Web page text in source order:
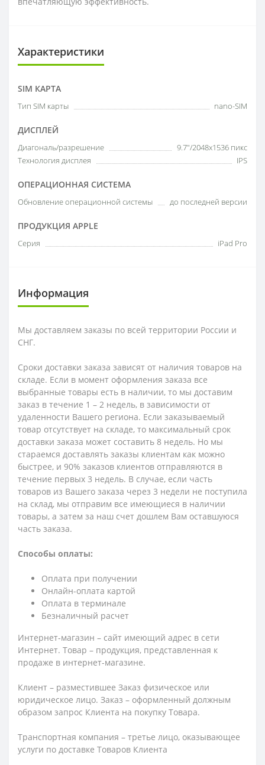
Характеристики
SIM КАРТА
Тип SIM карты nano-SIM
ДИСПЛЕЙ
Диагональ/разрешение
9.7"/2048х1536 пикс
Технология дисплея
IPS
ОПЕРАЦИОННАЯ СИСТЕМА
Обновление операционной системы до последней версии
ПРОДУКЦИЯ APPLE
Серия iPad Pro
Информация
Мы доставляем заказы по всей территории России и
СНГ.
Сроки доставки заказа зависят от наличия товаров на
складе. Если в момент оформления заказа все
выбранные товары есть в наличии, то мы доставим
заказ в течение 1 – 2 недель, в зависимости от
удаленности Вашего региона. Если заказываемый
товар отсутствует на складе, то максимальный срок
доставки заказа может составить 8 недель. Но мы
стараемся доставлять заказы клиентам как можно
быстрее, и 90% заказов клиентов отправляются в
течение первых 3 недель. В случае, если часть
товаров из Вашего заказа через 3 недели не поступила
на склад, мы отправим все имеющиеся в наличии
товары, а затем за наш счет дошлем Вам оставшуюся
часть заказа.
Способы оплаты:
Оплата при получении
Онлайн-оплата картой
Оплата в терминале
Безналичный расчет
Интернет-магазин – сайт имеющий адрес в сети
Интернет. Товар – продукция, представленная к
продаже в интернет-магазине.
Клиент – разместившее Заказ физическое или
юридическое лицо. Заказ – оформленный должным
образом запрос Клиента на покупку Товара.
Транспортная компания – третье лицо, оказывающее
услуги по доставке Товаров Клиента